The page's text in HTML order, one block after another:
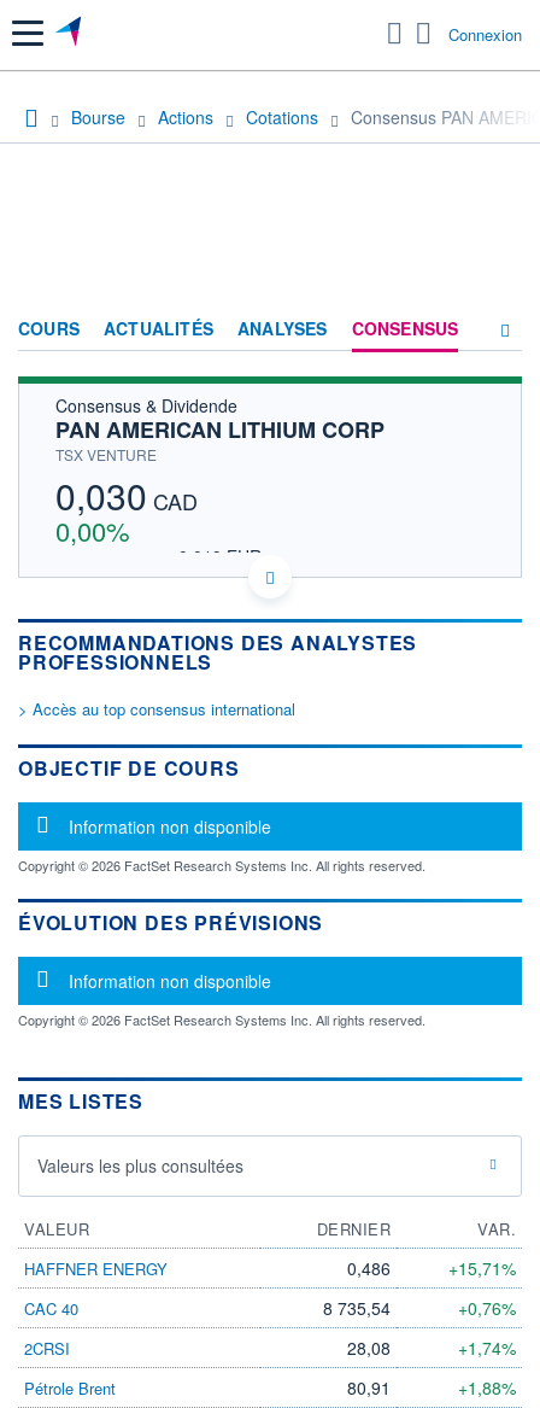
Menu Connexion
Bourse Actions Cotations Consensus PAN
COURS ACTUALITÉS ANALYSES CONSENSUS
Consensus & Dividende
PAN AMERICAN LITHIUM CORP
TSX VENTURE
0,030 CAD
0,00%
0,019 EUR
DONNÉES TEMPS DIFFÉRÉ
Politique d'exécution
Cotation sur les autres places
OUVERTURE CLÔTURE VEILLE
0,000
0
VALORISATION DERNIER ÉCHANGE
LIMITE À LA
BAISSE
0,000
LIMITE À LA
HAUSSE
0,000
ESTIMÉ 2026
-
2026
-
DIVIDENDE
0,00 CAD
DERNIER
DIVIDENDE
ÉLIGIBILITÉ
Non éligible
Boursobank
+ PORTEFEUILLE + LISTE
RECOMMANDATIONS DES ANALYSTES
PROFESSIONNELS
> Accès au top consensus international
OBJECTIF DE COURS
Message d'information
Information non disponible
Copyright © 2026 FactSet Research Systems Inc. All rights reserved.
ÉVOLUTION DES PRÉVISIONS
Message d'information
Information non disponible
Copyright © 2026 FactSet Research Systems Inc. All rights reserved.
MES LISTES
Valeurs les plus consultées
VALEUR DERNIER
VAR.
HAFFNER ENERGY
0,486 +15,71%
CAC 40 8 735,54 +0,76%
2CRSI 28,08 +1,74%
Pétrole Brent 80,91 +1,88%